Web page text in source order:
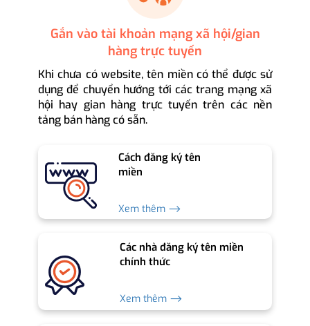
Gắn vào tài khoản mạng xã hội/gian
hàng trực tuyến
Khi chưa có website, tên miền có thể được sử
dụng để chuyển hướng tới các trang mạng xã
hội hay gian hàng trực tuyến trên các nền
tảng bán hàng có sẵn.
Cách đăng ký tên
miền
Xem thêm ⟶
Các nhà đăng ký tên miền
chính thức
Xem thêm ⟶